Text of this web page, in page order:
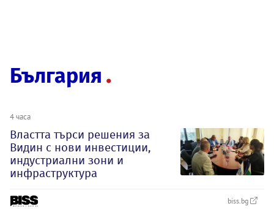
България
4 часа
Властта търси решения за
Видин с нови инвестиции,
индустриални зони и
инфраструктура
biss.bg